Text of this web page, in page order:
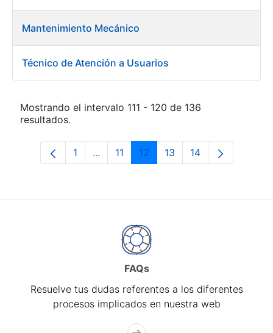
Mantenimiento Mecánico
Técnico de Atención a Usuarios
Mostrando el intervalo 111 - 120 de 136
resultados.
Página
1 ...Páginas intermedias Use TAB para
Página
11 Página
12 Página
13 Página
14
FAQs
Resuelve tus dudas referentes a los diferentes
procesos implicados en nuestra web